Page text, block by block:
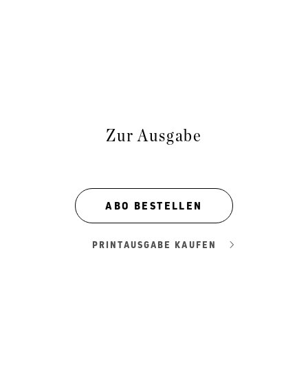
Zur Ausgabe
ABO BESTELLEN
PRINTAUSGABE KAUFEN